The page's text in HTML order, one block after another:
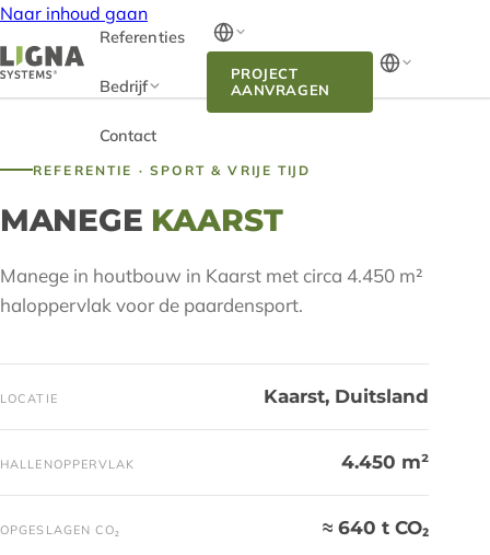
Naar inhoud gaan
Referenties
Bedrijf
Contact
PROJECT
AANVRAGEN
REFERENTIE · SPORT & VRIJE TIJD
MANEGE KAARST
Manege in houtbouw in Kaarst met circa 4.450 m²
haloppervlak voor de paardensport.
LOCATIE Kaarst, Duitsland
HALLENOPPERVLAK 4.450 m²
OPGESLAGEN CO₂ ≈ 640 t CO₂